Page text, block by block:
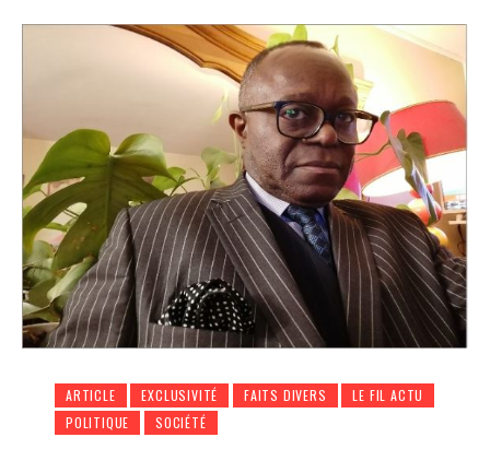
ARTICLE EXCLUSIVITÉ FAITS DIVERS
LE FIL ACTU
POLITIQUE
SOCIÉTÉ